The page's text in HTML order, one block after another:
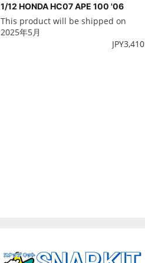
1/12 HONDA HC07 APE 100 '06
This product will be shipped on
2025年5月
JPY3,410